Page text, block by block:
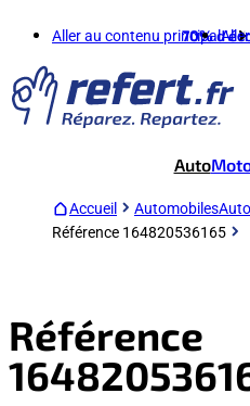
Aller au contenu principal
70%
Auto
Accueil Automobiles
Référence 164820536165
Référence